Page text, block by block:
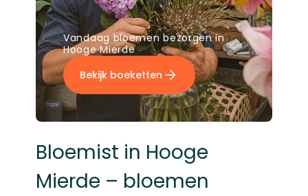
Bloemist in Hooge
Mierde – bloemen
Vandaag bloemen bezorgen in
Hooge Mierde
Bekijk boeketten